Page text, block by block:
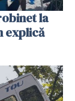
la
explică